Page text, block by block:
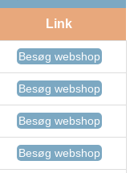
Link
Besøg webshop
Besøg webshop
Besøg webshop
Besøg webshop